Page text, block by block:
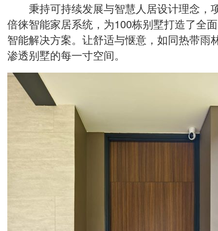
秉持可持续发展与智慧人居设计理念，
倍徕智能家居系统，为100栋别墅打造了全
智能解决方案。让舒适与惬意，如同热带雨
渗透别墅的每一寸空间。